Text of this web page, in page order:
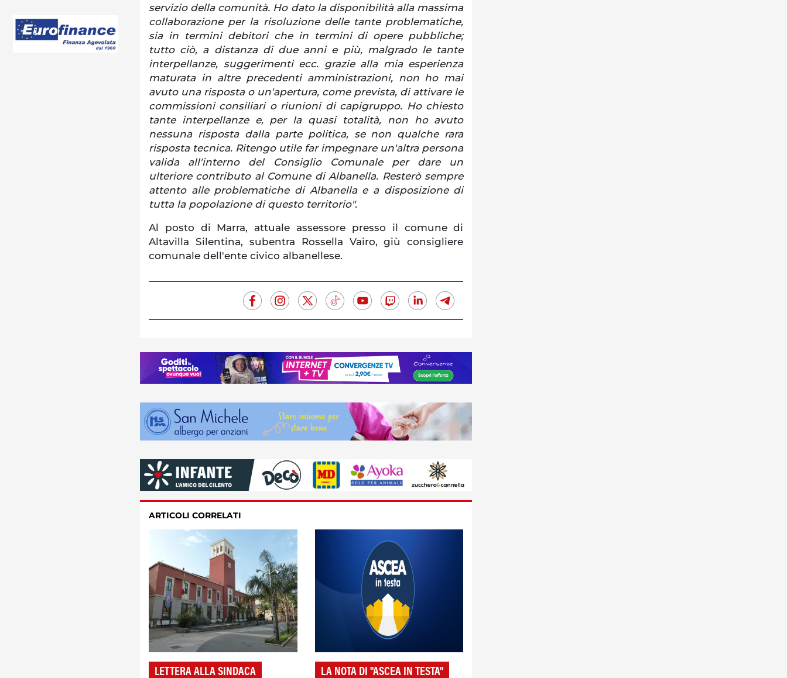
servizio della comunità. Ho dato la disponibilità alla massima
collaborazione per la risoluzione delle tante problematiche,
sia in termini debitori che in termini di opere pubbliche;
tutto ciò, a distanza di due anni e più, malgrado le tante
interpellanze, suggerimenti ecc. grazie alla mia esperienza
maturata in altre precedenti amministrazioni, non ho mai
avuto una risposta o un'apertura, come prevista, di attivare le
commissioni consiliari o riunioni di capigruppo. Ho chiesto
tante interpellanze e, per la quasi totalità, non ho avuto
nessuna risposta dalla parte politica, se non qualche rara
risposta tecnica. Ritengo utile far impegnare un'altra persona
valida all'interno del Consiglio Comunale per dare un
ulteriore contributo al Comune di Albanella. Resterò sempre
attento alle problematiche di Albanella e a disposizione di
tutta la popolazione di questo territorio".
Al posto di Marra, attuale assessore presso il comune di
Altavilla Silentina, subentra Rossella Vairo, giù consigliere
comunale dell'ente civico albanellese.
ARTICOLI CORRELATI
LETTERA ALLA SINDACA LA NOTA DI "ASCEA IN TESTA"